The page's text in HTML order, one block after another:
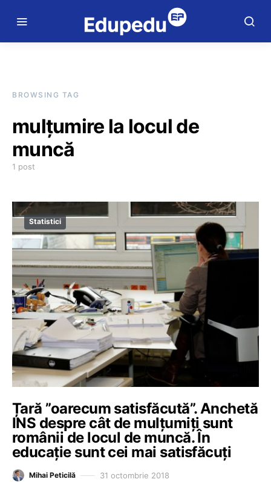
BROWSING TAG
mulțumire la locul de
muncă
1 post
Statistici
Țară ”oarecum satisfăcută”. Anchetă
INS despre cât de mulțumiți sunt
românii de locul de muncă. În
educație sunt cei mai satisfăcuți
Mihai Peticilă 31 octombrie 2018